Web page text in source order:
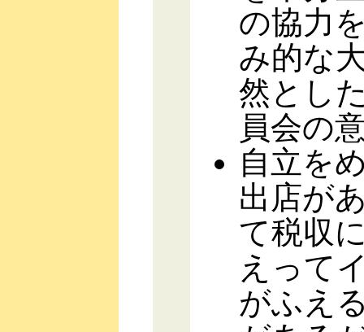
の協力
み的な
然とし
員会の
自立を
出店が
て税収
えって
がふえ